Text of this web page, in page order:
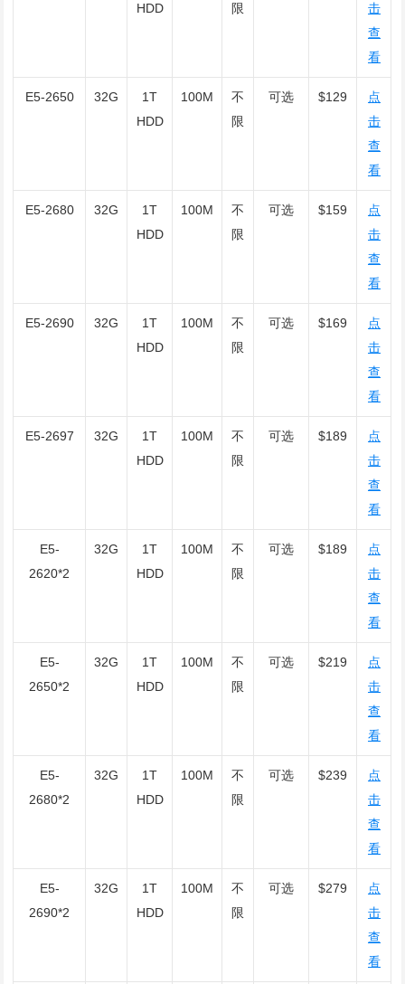
HDD
限
击
查
看
E5-2650 32G
1T
HDD
100M
不
限
可选 $129
点
击
查
看
E5-2680 32G
1T
HDD
100M
不
限
可选 $159
点
击
查
看
E5-2690 32G
1T
HDD
100M
不
限
可选 $169
点
击
查
看
E5-2697 32G
1T
HDD
100M
不
限
可选 $189
点
击
查
看
E5-
2620*2
32G
1T
HDD
100M
不
限
可选 $189
点
击
查
看
E5-
2650*2
32G
1T
HDD
100M
不
限
可选 $219
点
击
查
看
E5-
2680*2
32G
1T
HDD
100M
不
限
可选 $239
点
击
查
看
E5-
2690*2
32G
1T
HDD
100M
不
限
可选 $279
点
击
查
看